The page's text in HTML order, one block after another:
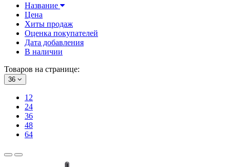
Название
Цена
Хиты продаж
Оценка покупателей
Дата добавления
В наличии
Товаров на странице:
36
12
24
36
48
64